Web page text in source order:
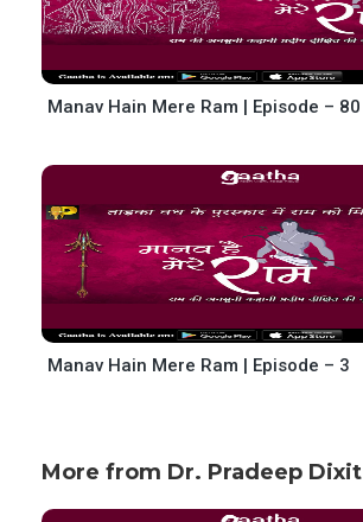
Manav Hain Mere Ram | Episode – 80
Manav Hain Mere Ram | Episode – 3
More from Dr. Pradeep Dixit